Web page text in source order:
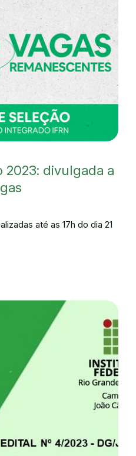
2023: divulgada a
até as 17h do dia 21